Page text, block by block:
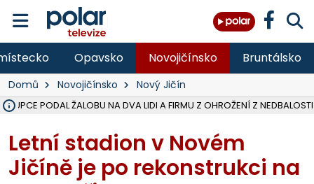
Opavsko Novojičínsko Bruntálsko
Domů Novojičínsko Nový Jičín
PODAL ŽALOBU NA DVA LIDI A FIRMU Z OHROŽENÍ Z NEDBALOSTI
Letní stadion v Novém
Jičíně je po rekonstrukci na